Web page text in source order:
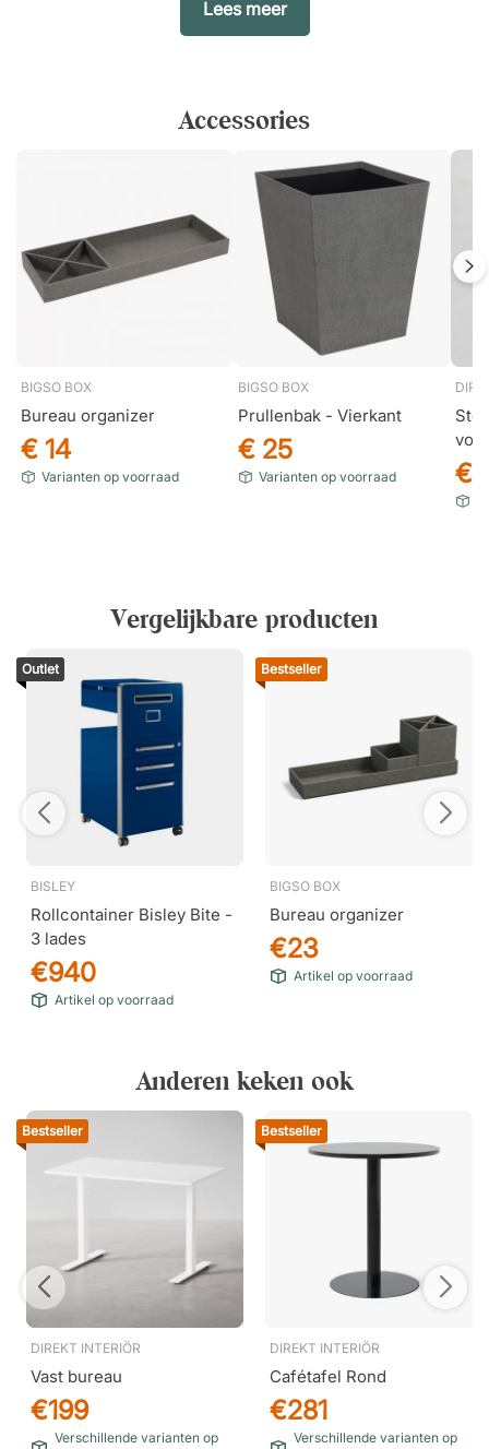
Lees meer
Accessories
BIGSO BOX
Bureau organizer
€ 14
Varianten op voorraad
BIGSO BOX
Prullenbak - Vierkant
€ 25
Varianten op voorraad €
Vergelijkbare producten
Outlet
BISLEY
Rollcontainer Bisley Bite -
3 lades
€940
Artikel op voorraad
Bestseller
BIGSO BOX
Bureau organizer
€23
Artikel op voorraad
Anderen keken ook
Bestseller
DIREKT INTERIÖR
Vast bureau
€199
Verschillende varianten op
Bestseller
DIREKT INTERIÖR
Cafétafel Rond
€281
Verschillende varianten op